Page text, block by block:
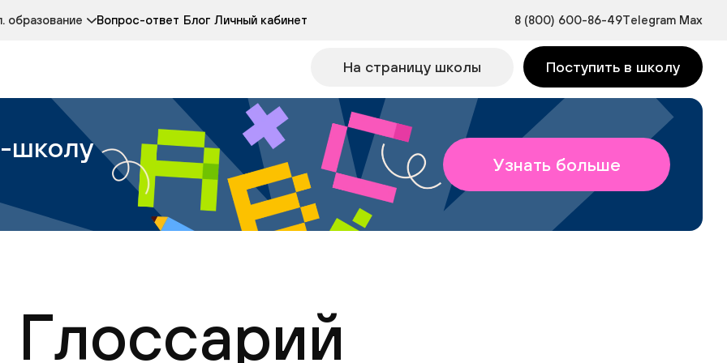
образование
по чтению
Вопрос-ответ Блог Личный кабинет 8 (800) 600-86-49Telegram Max
На страницу школы Поступить в школу
школу
Узнать больше
Глоссарий